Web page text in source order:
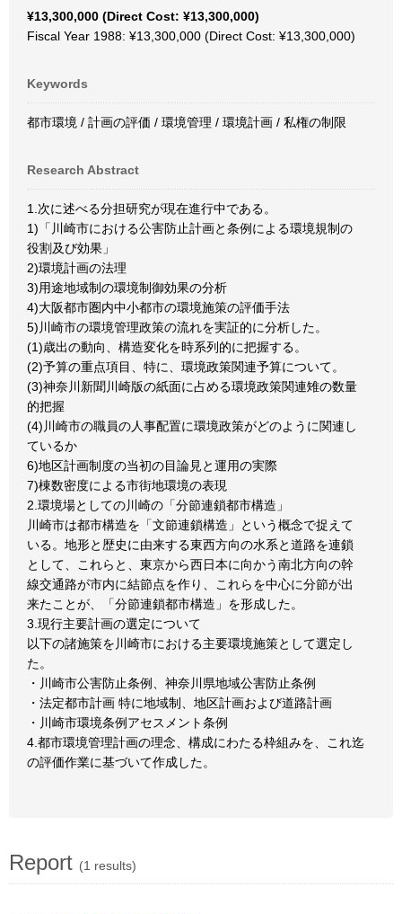
¥13,300,000 (Direct Cost: ¥13,300,000)
Fiscal Year 1988: ¥13,300,000 (Direct Cost: ¥13,300,000)
Keywords
都市環境 / 計画の評価 / 環境管理 / 環境計画 / 私権の制限
Research Abstract
1.次に述べる分担研究が現在進行中である。
1)「川崎市における公害防止計画と条例による環境規制の
役割及び効果」
2)環境計画の法理
3)用途地域制の環境制御効果の分析
4)大阪都市圏内中小都市の環境施策の評価手法
5)川崎市の環境管理政策の流れを実証的に分析した。
(1)歳出の動向、構造変化を時系列的に把握する。
(2)予算の重点項目、特に、環境政策関連予算について。
(3)神奈川新聞川崎版の紙面に占める環境政策関連雉の数量
的把握
(4)川崎市の職員の人事配置に環境政策がどのように関連し
ているか
6)地区計画制度の当初の目論見と運用の実際
7)棟数密度による市街地環境の表現
2.環境場としての川崎の「分節連鎖都市構造」
川崎市は都市構造を「文節連鎖構造」という概念で捉えて
いる。地形と歴史に由来する東西方向の水系と道路を連鎖
として、これらと、東京から西日本に向かう南北方向の幹
線交通路が市内に結節点を作り、これらを中心に分節が出
来たことが、「分節連鎖都市構造」を形成した。
3.現行主要計画の選定について
以下の諸施策を川崎市における主要環境施策として選定し
た。
・川崎市公害防止条例、神奈川県地域公害防止条例
・法定都市計画 特に地域制、地区計画および道路計画
・川崎市環境条例アセスメント条例
4.都市環境管理計画の理念、構成にわたる枠組みを、これ迄
の評価作業に基づいて作成した。
Report (1 results)